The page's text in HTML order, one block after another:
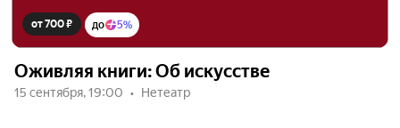
от 700 ₽ до 5%
Оживляя книги: Об искусстве
15 сентября, 19:00 Нетеатр